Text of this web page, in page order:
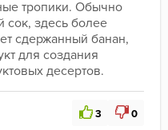
тропики. Обычно
сок, здесь более
сдержанный банан,
для создания
десертов.
3 0